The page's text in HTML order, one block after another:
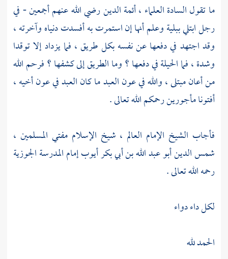
ما تقول السادة العلماء ، أئمة الدين رضي الله عنهم أجمعين - في
رجل ابتلي ببلية وعلم أنها إن استمرت به أفسدت دنياه وآخرته ،
وقد اجتهد في دفعها عن نفسه بكل طريق ، فما يزداد إلا توقدا
وشدة ، فما الحيلة في دفعها ؟ وما الطريق إلى كشفها ؟ فرحم الله
من أعان مبتلى ، والله في عون العبد ما كان العبد في عون أخيه ،
أفتونا مأجورين رحمكم الله تعالى .
فأجاب الشيخ الإمام العالم ، شيخ الإسلام مفتي المسلمين ،
شمس الدين أبو عبد الله بن أبي بكر أيوبإمام المدرسة الجوزية
رحمه الله تعالى .
لكل داء دواء
الحمد لله